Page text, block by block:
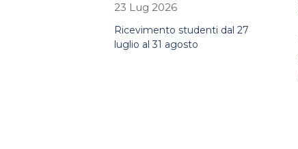
23 Lug 2026
Ricevimento studenti dal 27
luglio al 31 agosto